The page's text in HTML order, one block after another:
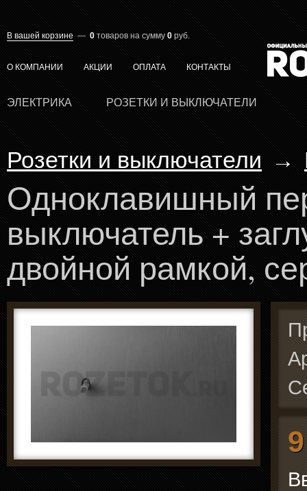
В вашей корзине — 0 товаров на сумму 0 руб.
О КОМПАНИИ АКЦИИ ОПЛАТА КОНТАКТЫ
ЭЛЕКТРИКА РОЗЕТКИ И ВЫКЛЮЧАТЕЛИ
Розетки и выключатели →
Одноклавишный
выключатель +
двойной рамкой,